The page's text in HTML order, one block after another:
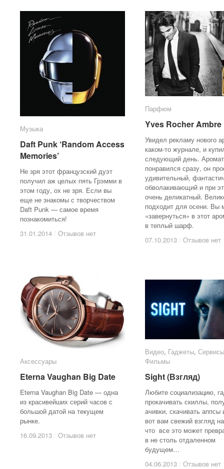
Музыка
Daft Punk ‘Random Access
Memories’
Не зря этот французский дуэт
получил аж целых пять Грэмми в
этом году, ох не зря. Если вы
еще не знакомы с творчеством
Daft Punk — самое время
познакомиться!
31.01.2014 / Отзывов нет
Музыка
Daft Punk ‘Random Access
Memories’
31.01.2014 / Отзывов нет
Парфюм
Yves Rocher Ambre
Увидел рекламу нового
каком-то журнале, и
следующий день. Аромат
понравился сразу, он
удивительный,
обволакивающий и при
очень деликатный.
подходит для осени. Вы
«завернуться» в этот
в теплый шарф.
07.10.2013 / Отзывов нет
Парфюм
Yves Rocher Ambre
07.10.2013 / Отзывов нет
Аксессуары
Eterna Vaughan Big Date
Eterna Vaughan Big Date — одна
из красивейших серий часов с
большой датой на текущем
рынке.
16.09.2013 / Отзывов нет
Аксессуары
Eterna Vaughan Big Date
16.09.2013 / Отзывов нет
Видео, Гаджеты,
Фильмы
Sight (Взгляд)
Любите социализацию,
прокачивать скиллы,
ачивки, скачивать аппсы
вот вам свежий взгляд
что все это может
в не столь отдаленном
будущем…
04.06.2013 / Отзывов нет
Видео Гаджеты
Фильмы
Sight (Взгляд)
04.06.2013 / Отзывов нет